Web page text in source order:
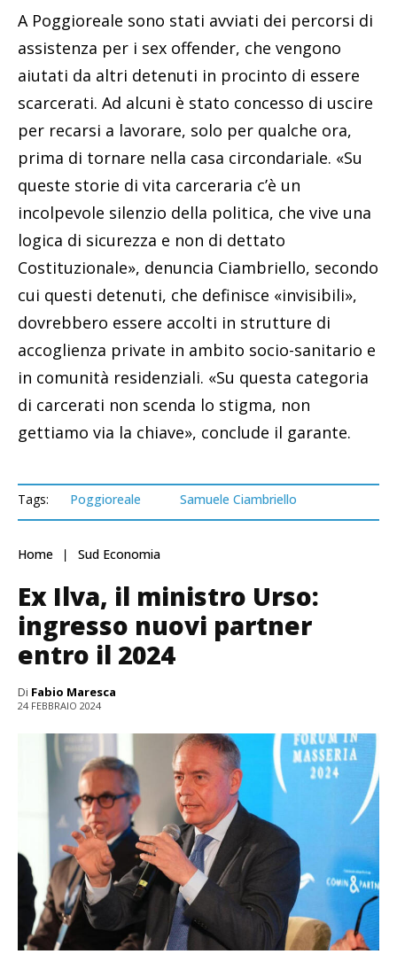
A Poggioreale sono stati avviati dei percorsi di
assistenza per i sex offender, che vengono
aiutati da altri detenuti in procinto di essere
scarcerati. Ad alcuni è stato concesso di uscire
per recarsi a lavorare, solo per qualche ora,
prima di tornare nella casa circondariale. «Su
queste storie di vita carceraria c’è un
incolpevole silenzio della politica, che vive una
logica di sicurezza e non di dettato
Costituzionale», denuncia Ciambriello, secondo
cui questi detenuti, che definisce «invisibili»,
dovrebbero essere accolti in strutture di
accoglienza private in ambito socio-sanitario e
in comunità residenziali. «Su questa categoria
di carcerati non scenda lo stigma, non
gettiamo via la chiave», conclude il garante.
Tags: Poggioreale Samuele Ciambriello
Home Sud Economia
Ex Ilva, il ministro Urso:
ingresso nuovi partner
entro il 2024
Di Fabio Maresca
24 FEBBRAIO 2024